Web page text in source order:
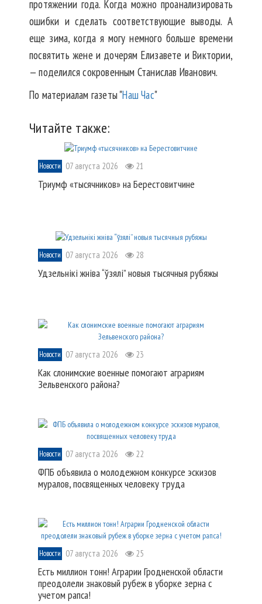
протяжении года. Когда можно проанализировать
ошибки и сделать соответствующие выводы. А
еще зима, когда я могу немного больше времени
посвятить жене и дочерям Елизавете и Виктории,
— поделился сокровенным Станислав Иванович.
По материалам газеты "Наш Час"
Читайте также:
Новости 07 августа 2026 21
Триумф «тысячников» на Берестовитчине
Новости 07 августа 2026 28
Удзельнікі жніва “ўзялі” новыя тысячныя рубяжы
Новости 07 августа 2026 23
Как слонимские военные помогают аграриям
Зельвенского района?
Новости 07 августа 2026 22
ФПБ объявила о молодежном конкурсе эскизов
муралов, посвященных человеку труда
Новости 07 августа 2026 25
Есть миллион тонн! Аграрии Гродненской области
преодолели знаковый рубеж в уборке зерна с
учетом рапса!